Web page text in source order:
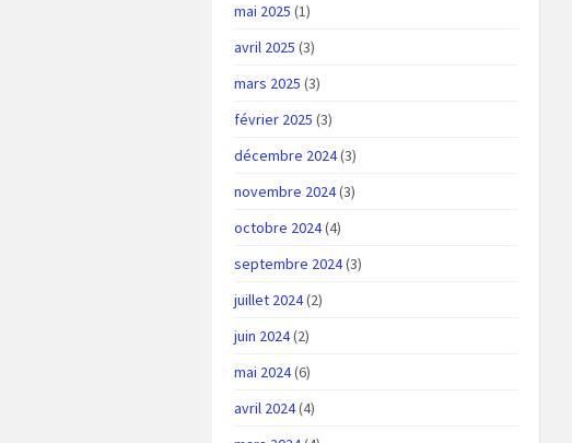
mai 2025 (1)
avril 2025 (3)
mars 2025 (3)
février 2025 (3)
décembre 2024(3)
novembre 2024(3)
octobre 2024(4)
septembre 2024(3)
juillet 2024(2)
juin 2024(2)
mai 2024(6)
avril 2024(4)